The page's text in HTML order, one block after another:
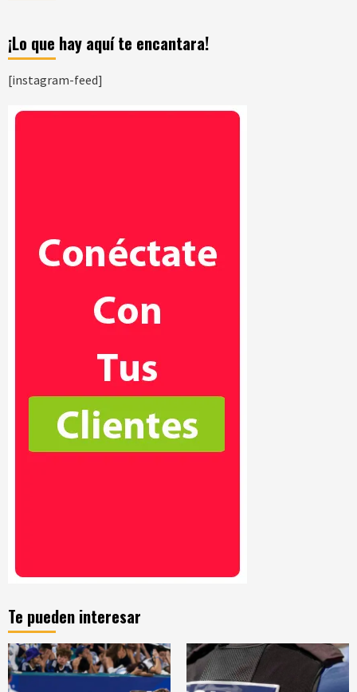
¡Lo que hay aquí te encantara!
[instagram-feed]
Te pueden interesar